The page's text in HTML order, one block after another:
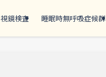
鏡検査 睡眠時無呼吸症候群